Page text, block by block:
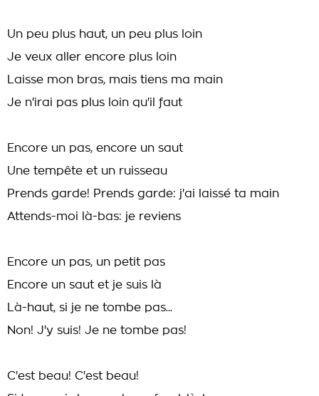
Un peu plus haut, un peu plus loin
Je veux aller encore plus loin
Laisse mon bras, mais tiens ma main
Je n'irai pas plus loin qu'il faut
Encore un pas, encore un saut
Une tempête et un ruisseau
Prends garde! Prends garde: j'ai laissé ta main
Attends-moi là-bas: je reviens
Encore un pas, un petit pas
Encore un saut et je suis là
Là-haut, si je ne tombe pas...
Non! J'y suis! Je ne tombe pas!
C'est beau! C'est beau!